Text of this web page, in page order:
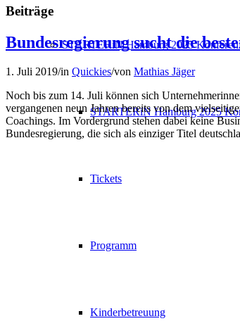
STARTERiN Hamburg 2025
STARTERiN Hamburg 2025
Tickets
Programm
Kinderbetreuung
Beiträge
Bundesregierung sucht die
1. Juli 2019/in Quickies/von Mathias Jäger
Noch bis zum 14. Juli können sich
vergangenen neun Jahren bereits von dem
Coachings. Im Vordergrund stehen dabei keine
Bundesregierung, die sich als einziger Titel